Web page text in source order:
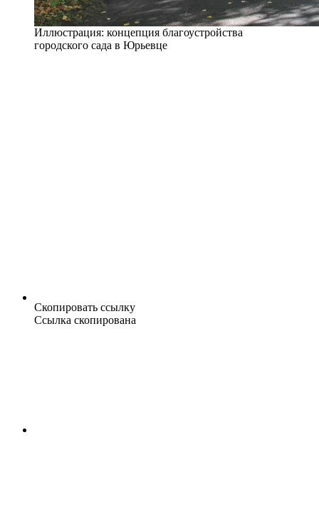
Иллюстрация: концепция благоустройства
городского сада в Юрьевце
Скопировать ссылку
Ссылка скопирована